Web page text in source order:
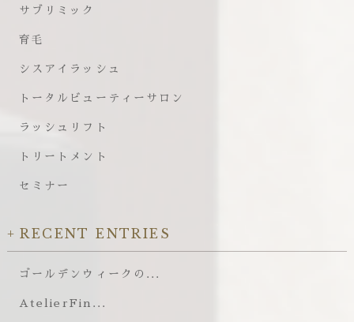
サブリミック
育毛
シスアイラッシュ
トータルビューティーサロン
ラッシュリフト
トリートメント
セミナー
RECENT ENTRIES
ゴールデンウィークの...
AtelierFin...